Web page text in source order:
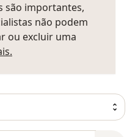
são importantes,
não podem
ou excluir uma